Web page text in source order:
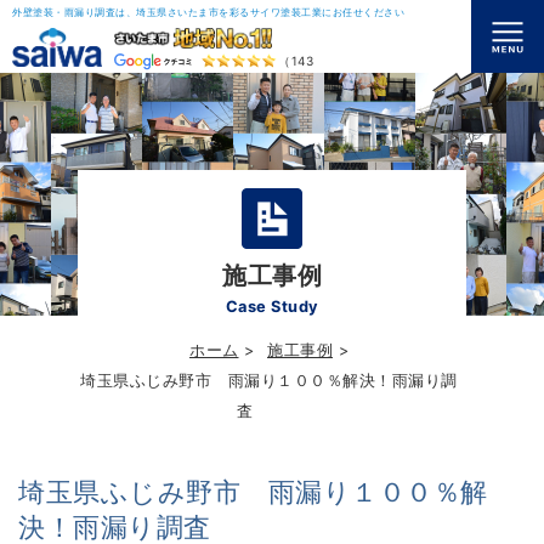
外壁塗装・雨漏り調査は、埼玉県さいたま市を彩るサイワ塗装工業にお任せください
（143）
施工事例
Case Study
ホーム
施工事例
埼玉県ふじみ野市 雨漏り１００％解決！雨漏り調
査
埼玉県ふじみ野市 雨漏り１００％解
決！雨漏り調査